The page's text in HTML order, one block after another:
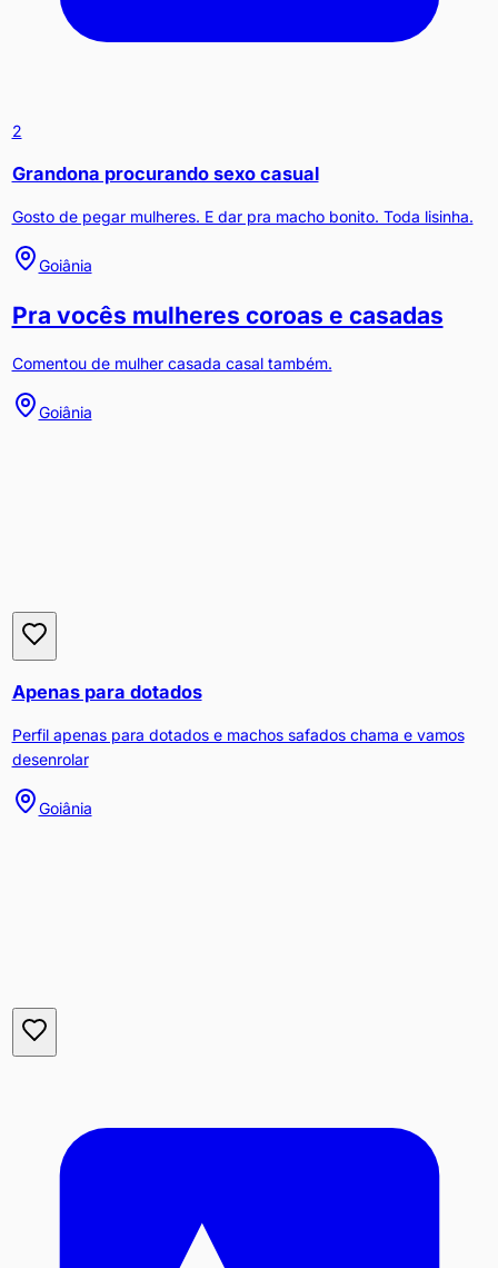
2
Grandona procurando sexo casual
Gosto de pegar mulheres. E dar pra macho bonito. Toda lisinha.
Goiânia
Pra vocês mulheres coroas e casadas
Comentou de mulher casada casal também.
Goiânia
Apenas para dotados
Perfil apenas para dotados e machos safados chama e vamos
desenrolar
Goiânia